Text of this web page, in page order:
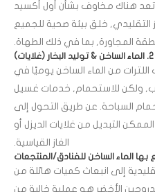
تعد هناك مخاوف بشأن أول أكسيد
التقليدي, خلق بيئة صحية للجميع
المجاورة, بما في ذلك الطهاة.
2. الماء الساخن & توليد البخار (غلايات)
من الماء الساخن يوميًا في
ولكن للاستحمام, خدمات غسيل
السباحة. عن طريق التحول إلى
التبديل من غلايات الديزل أو
الغاز القياسية.
بها الماء الساخن للفنادق/المنتجعات
إلى انبعاث كميات هائلة من
الأخضر هو عملية خالية من